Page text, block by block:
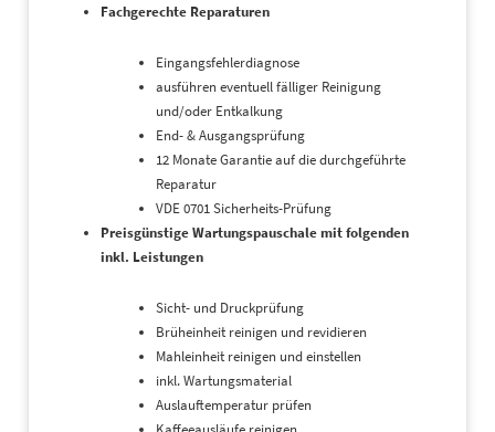
Fachgerechte Reparaturen
Eingangsfehlerdiagnose
ausführen eventuell fälliger Reinigung
und/oder Entkalkung
End- & Ausgangsprüfung
12 Monate Garantie auf die durchgeführte
Reparatur
VDE 0701 Sicherheits-Prüfung
Preisgünstige Wartungspauschale mit folgenden
inkl. Leistungen
Sicht- und Druckprüfung
Brüheinheit reinigen und revidieren
Mahleinheit reinigen und einstellen
inkl. Wartungsmaterial
Auslauftemperatur prüfen